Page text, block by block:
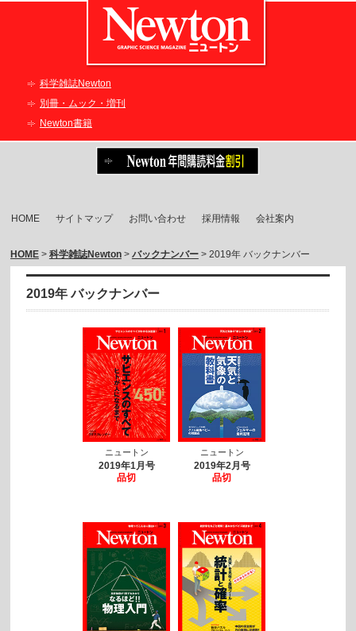
科学雑誌Newton
別冊・ムック・増刊
Newton書籍
HOME サイトマップ お問い合わせ 採用情報 会社案内
HOME> 科学雑誌Newton> バックナンバー> 2019年 バックナンバー
2019年 バックナンバー
ニュートン
2019年1月号
品切
ニュートン
2019年2月号
品切